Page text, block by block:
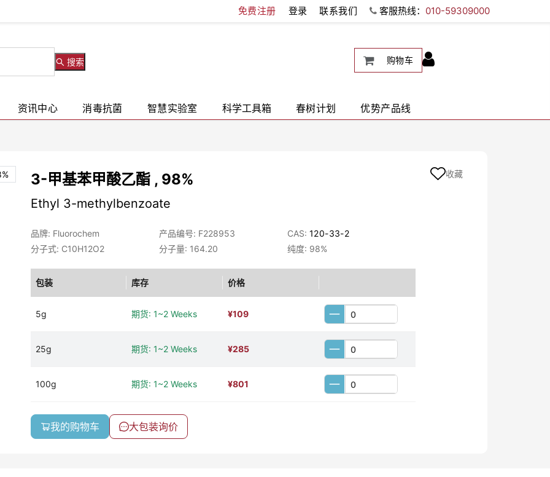
免费注册 登录 联系我们 客服热线： 010-59309000
搜索 购物车
资讯中心 消毒抗菌 智慧实验室 科学工具箱 春树计划 优势产品线
3-甲基苯甲酸乙酯 , 98%
Ethyl 3-methylbenzoate
品牌: Fluorochem 产品编号: F228953 CAS: 120-33-2
分子式: C10H12O2
分子量: 164.20 纯度: 98%
包装 库存 价格
5g 期货: 1~2 Weeks ¥109
25g 期货: 1~2 Weeks ¥285
100g 期货: 1~2 Weeks ¥801
我的购物车 大包装询价
收藏